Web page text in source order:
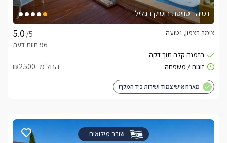
נסיה - סוויטת בוטיק בגליל
/5
צימר בצפון, נטועה
החל מ- ₪2500
מארח אישי צמוד ושירות כיד המלך!
שובר מילואים